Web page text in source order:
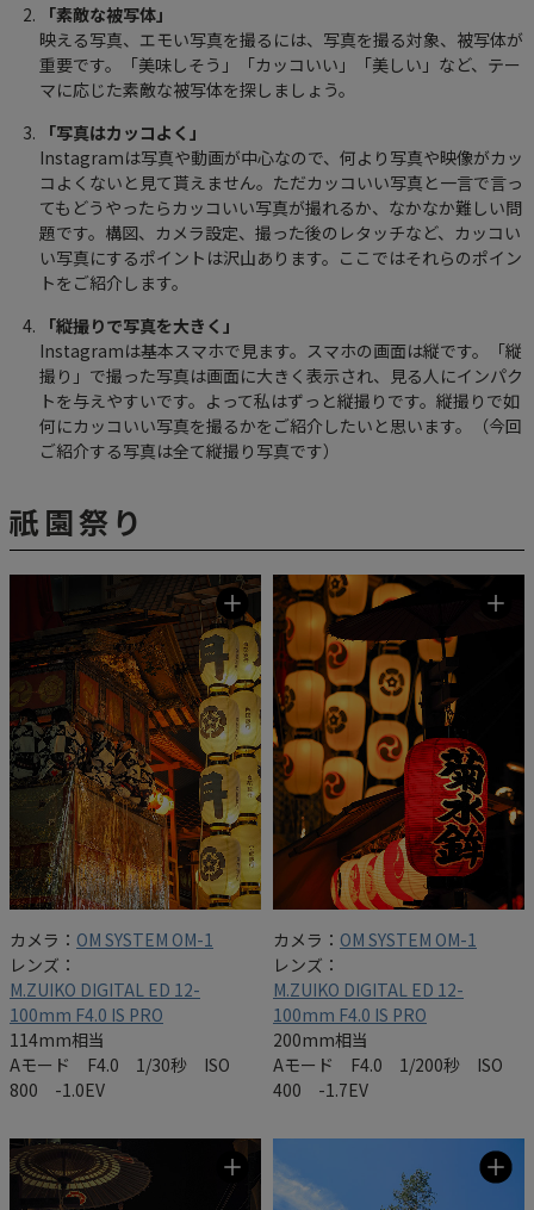
「素敵な被写体」
映える写真、エモい写真を撮るには、写真を撮る対象、被写体が
重要です。「美味しそう」「カッコいい」「美しい」など、テー
マに応じた素敵な被写体を探しましょう。
「写真はカッコよく」
Instagramは写真や動画が中心なので、何より写真や映像がカッ
コよくないと見て貰えません。ただカッコいい写真と一言で言っ
てもどうやったらカッコいい写真が撮れるか、なかなか難しい問
題です。構図、カメラ設定、撮った後のレタッチなど、カッコい
い写真にするポイントは沢山あります。ここではそれらのポイン
トをご紹介します。
「縦撮りで写真を大きく」
Instagramは基本スマホで見ます。スマホの画面は縦です。「縦
撮り」で撮った写真は画面に大きく表示され、見る人にインパク
トを与えやすいです。よって私はずっと縦撮りです。縦撮りで如
何にカッコいい写真を撮るかをご紹介したいと思います。（今回
ご紹介する写真は全て縦撮り写真です）
祇園祭り
カメラ： OM SYSTEM OM-1
レンズ：
M.ZUIKO DIGITAL ED 12-
100mm F4.0 IS PRO
114mm相当
Aモード F4.0 1/30秒 ISO
800 -1.0EV
カメラ： OM SYSTEM OM-1
レンズ：
M.ZUIKO DIGITAL ED 12-
100mm F4.0 IS PRO
200mm相当
Aモード F4.0 1/200秒 ISO
400 -1.7EV